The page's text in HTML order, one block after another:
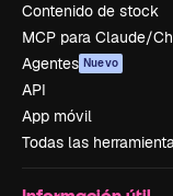
Contenido de stock
MCP para Claude/
Agentes Nuevo
API
App móvil
Todas las